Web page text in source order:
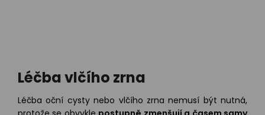
Léčba vlčího zrna
Léčba oční cysty nebo vlčího zrna nemusí být nutná,